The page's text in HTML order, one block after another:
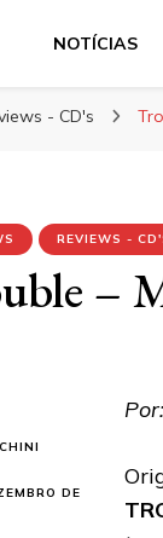
NOTÍCIAS
- CD's
REVIEWS -
–
DE